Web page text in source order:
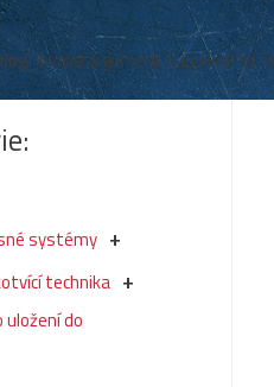
systémy
technika
do
: Invalid argument supplied for